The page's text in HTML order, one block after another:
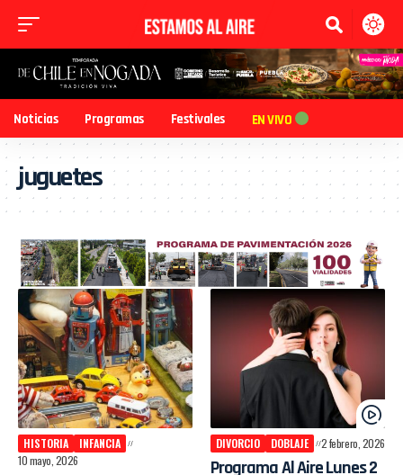
Noticias Programas Festivales EN VIVO
juguetes
HISTORIA
INFANCIA
10 mayo, 2026
DIVORCIO DOBLAJE 2 febrero, 2026
Programa Al Aire Lunes 2